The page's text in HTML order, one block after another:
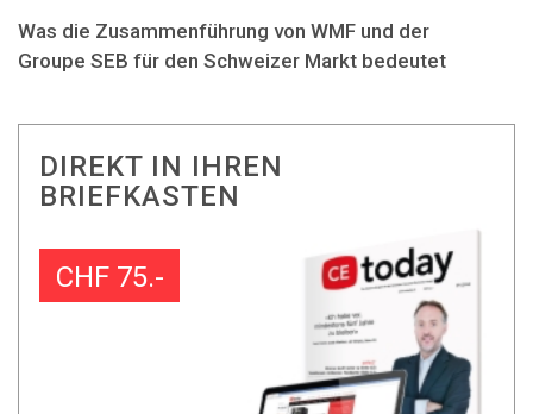
Was die Zusammenführung von WMF und der
Groupe SEB für den Schweizer Markt bedeutet
DIREKT IN IHREN
BRIEFKASTEN
CHF 75.-